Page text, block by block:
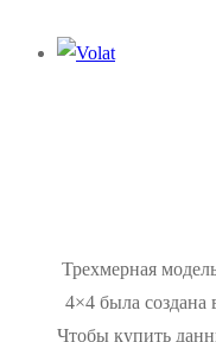
Трехмерная
4×4 была создана
Чтобы купить